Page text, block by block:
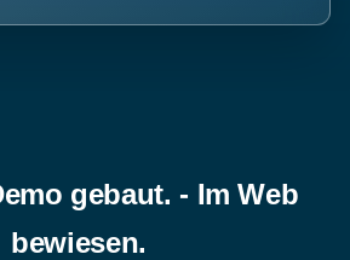
gebaut. - Im Web
bewiesen.